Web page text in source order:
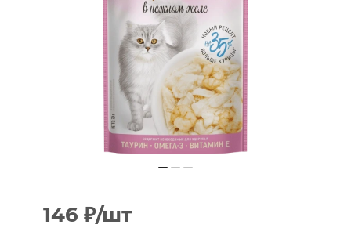
146 ₽/шт